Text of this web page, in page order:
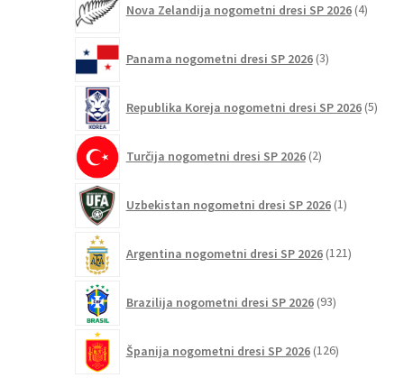
Nova Zelandija nogometni dresi SP 2026 4izdelki
Panama nogometni dresi SP 2026 3izdelki
Republika Koreja nogometni dresi SP 2026 5
Turčija nogometni dresi SP 2026 2izdelka
Uzbekistan nogometni dresi SP 2026 1izdelek
Argentina nogometni dresi SP 2026 121izdelkov
Brazilija nogometni dresi SP 2026 93izdelkov
Španija nogometni dresi SP 2026 126izdelkov